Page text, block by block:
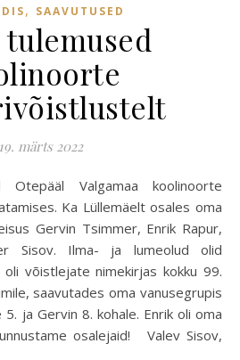
, SAAVUTUSED
tulemused
19. märts 2022
Ka Lüllemäelt osales oma
Gervin Tsimmer, Enrik Rapur,
Sisov. Ilma- ja lumeolud olid
võistlejate nimekirjas kokku 99.
saavutades oma vanusegrupis
ja Gervin 8. kohale. Enrik oli oma
osalejaid! Valev Sisov,